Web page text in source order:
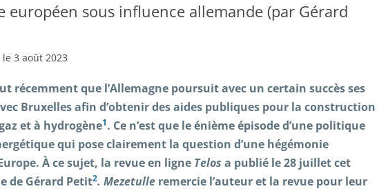
européen sous influence allemande (par Gérard
le 3 août 2023
récemment que l’Allemagne poursuit avec un certain succès ses
Bruxelles afin d’obtenir des aides publiques pour la construction
et à hydrogène1. Ce n’est que le énième épisode d’une politique
qui pose clairement la question d’une hégémonie
À ce sujet, la revue en ligne Telos a publié le 28 juillet cet
de Gérard Petit2. Mezetulle remercie l’auteur et la revue pour leur